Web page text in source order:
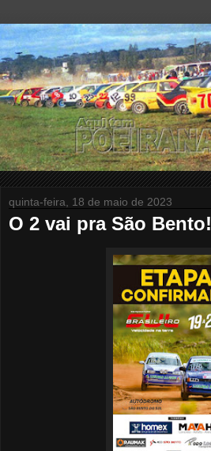
quinta-feira, 18 de maio de 2023
O 2 vai pra São Bento!